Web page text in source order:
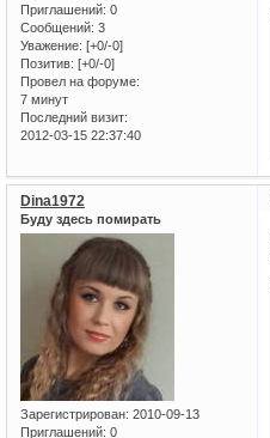
Приглашений: 0
Сообщений: 3
Уважение: [+0/-0]
Позитив: [+0/-0]
Провел на форуме:
7 минут
Последний визит:
2012-03-15 22:37:40
Dina1972
Буду здесь помирать
Зарегистрирован: 2010-09-13
Приглашений: 0